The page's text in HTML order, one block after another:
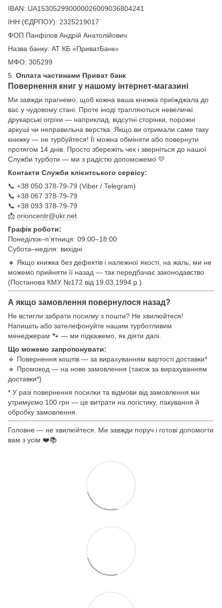
IBAN: UA153052990000026009036804241
ІНН (ЄДРПОУ): 2325219017
ФОП Панфілов Андрій Анатолійович
Назва банку: АТ КБ «ПриватБанк»
МФО: 305299
5. Оплата частинами Приват банк
Повернення книг у нашому інтернет-магазині
Ми завжди прагнемо, щоб кожна ваша книжка приїжджала до
вас у чудовому стані. Проте іноді трапляються невеличкі
друкарські огріхи — наприклад, відсутні сторінки, порожні
аркуші чи неправильна верстка. Якщо ви отримали саме таку
книжку — не турбуйтеся! Її можна обміняти або повернути
протягом 14 днів. Просто збережіть чек і зверніться до нашої
Служби турботи — ми з радістю допоможемо 💛
Контакти Служби клієнтського сервісу:
📞 +38 050 378-79-79 (Viber / Telegram)
📞 +38 067 378-79-79
📞 +38 093 378-79-79
📩 orioncentr@ukr.net
Графік роботи:
Понеділок–п’ятниця: 09:00–18:00
Субота–неділя: вихідні
🔸 Якщо книжка без дефектів і належної якості, на жаль, ми не
можемо прийняти її назад — так передбачає законодавство
(Постанова КМУ №172 від 19.03.1994 р.).
А якщо замовлення повернулося назад?
Не встигли забрати посилку з пошти? Не хвилюйтеся!
Напишіть або зателефонуйте нашим турботливим
менеджерам 🐾 — ми підкажемо, як діяти далі.
Що можемо запропонувати:
🔹 Повернення коштів — за вирахуванням вартості доставки*
🔹 Промокод — на нове замовлення (також за вирахуванням
доставки*)
* У разі повернення посилки та відмови від замовлення ми
утримуємо 100 грн — це витрати на логістику, пакування й
обробку замовлення.
Головне — не хвилюйтеся. Ми завжди поруч і готові допомогти
вам з усім ❤️📚